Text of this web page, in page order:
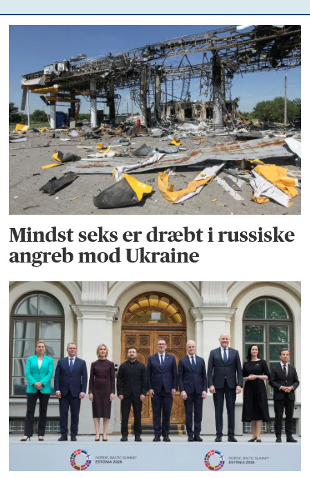
Mindst seks er dræbt i russiske
angreb mod Ukraine